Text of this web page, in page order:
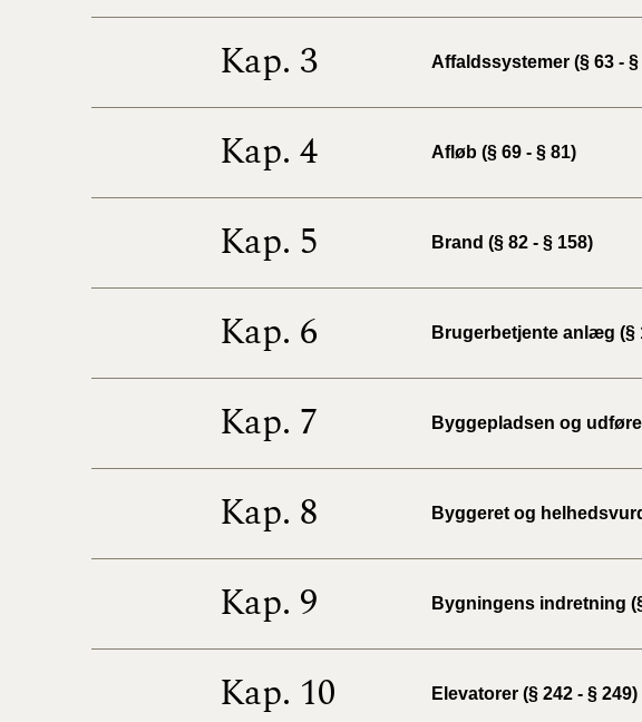
Kap. 3 Affaldssystemer (§ 63 - §
Kap. 4 Afløb (§ 69 - § 81)
Kap. 5 Brand (§ 82 - § 158)
Kap. 6 Brugerbetjente anlæg (§
Kap. 7 Byggepladsen og
Kap. 8 Byggeret og
Kap. 9 Bygningens indretning
Kap. 10 Elevatorer (§ 242 - § 249)